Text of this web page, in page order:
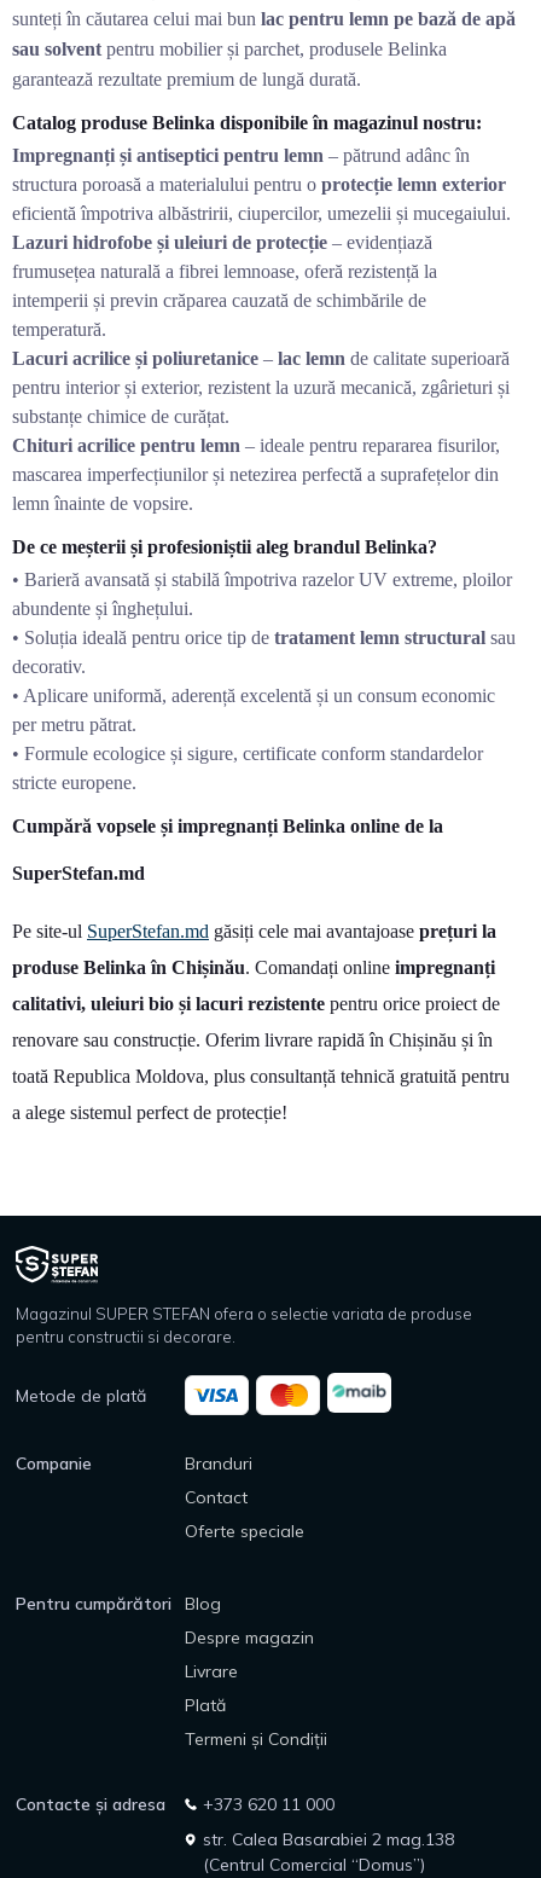
sunteți în căutarea celui mai bun lac pentru lemn pe bază de apă
sau solvent pentru mobilier și parchet, produsele Belinka
garantează rezultate premium de lungă durată.
Catalog produse Belinka disponibile în magazinul nostru:
Impregnanți și antiseptici pentru lemn – pătrund adânc în
structura poroasă a materialului pentru o protecție lemn exterior
eficientă împotriva albăstririi, ciupercilor, umezelii și mucegaiului.
Lazuri hidrofobe și uleiuri de protecție – evidențiază
frumusețea naturală a fibrei lemnoase, oferă rezistență la
intemperii și previn crăparea cauzată de schimbările de
temperatură.
Lacuri acrilice și poliuretanice – lac lemn de calitate superioară
pentru interior și exterior, rezistent la uzură mecanică, zgârieturi și
substanțe chimice de curățat.
Chituri acrilice pentru lemn – ideale pentru repararea fisurilor,
mascarea imperfecțiunilor și netezirea perfectă a suprafețelor din
lemn înainte de vopsire.
De ce meșterii și profesioniștii aleg brandul Belinka?
• Barieră avansată și stabilă împotriva razelor UV extreme, ploilor
abundente și înghețului.
• Soluția ideală pentru orice tip de tratament lemn structural sau
decorativ.
• Aplicare uniformă, aderență excelentă și un consum economic
per metru pătrat.
• Formule ecologice și sigure, certificate conform standardelor
stricte europene.
Cumpără vopsele și impregnanți Belinka online de la
SuperStefan.md
Pe site-ul SuperStefan.md găsiți cele mai avantajoase prețuri la
produse Belinka în Chișinău. Comandați online impregnanți
calitativi, uleiuri bio și lacuri rezistente pentru orice proiect de
renovare sau construcție. Oferim livrare rapidă în Chișinău și în
toată Republica Moldova, plus consultanță tehnică gratuită pentru
a alege sistemul perfect de protecție!
Magazinul SUPER STEFAN ofera o selectie variata de produse
pentru constructii si decorare.
Metode de plată
Companie
Branduri
Contact
Oferte speciale
Pentru cumpărători
Blog
Despre magazin
Livrare
Plată
Termeni și Condiții
Contacte și adresa
+373 620 11 000
str. Calea Basarabiei 2 mag.138
(Centrul Comercial “Domus”)